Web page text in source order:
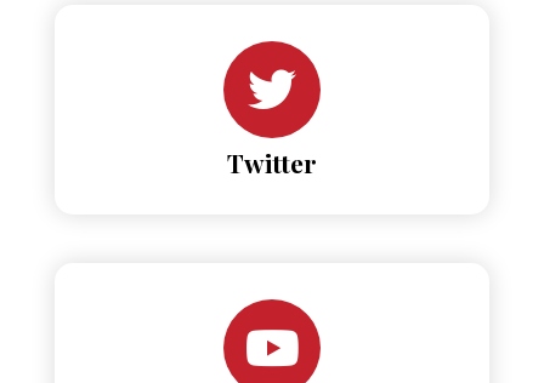
Twitter